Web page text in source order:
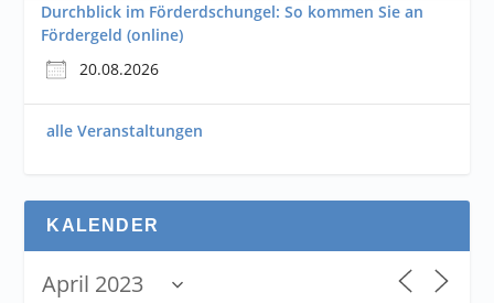
Durchblick im Förderdschungel: So kommen Sie an
Fördergeld (online)
20.08.2026
alle Veranstaltungen
KALENDER